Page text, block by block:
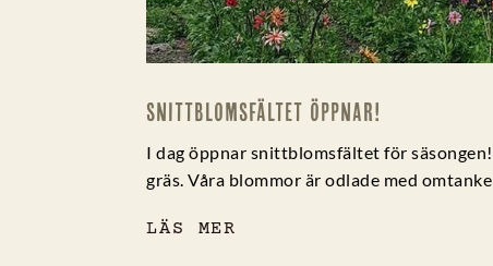
SNITTBLOMSFÄLTET ÖPPNAR!
I dag öppnar snittblomsfältet för
gräs. Våra blommor är odlade med
LÄS MER